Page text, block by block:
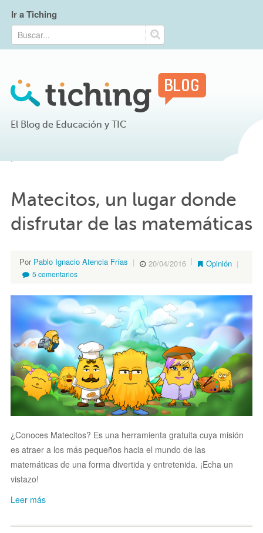
Ir a Tiching
El Blog de Educación y TIC
Matecitos, un lugar donde
disfrutar de las matemáticas
Por Pablo Ignacio Atencia Frías 20/04/2016 Opinión
5 comentarios
¿Conoces Matecitos? Es una herramienta gratuita cuya misión
es atraer a los más pequeños hacia el mundo de las
matemáticas de una forma divertida y entretenida. ¡Echa un
vistazo!
Leer más